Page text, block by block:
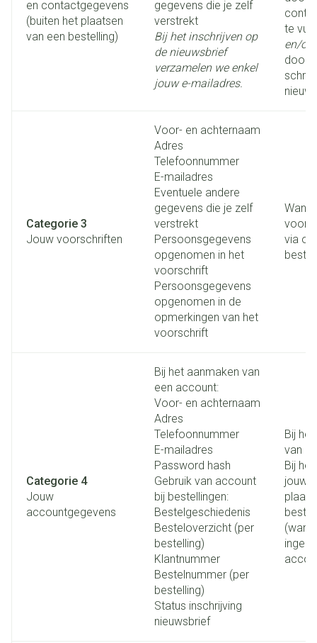
en contactgegevens
(buiten het plaatsen
van een bestelling)
gegevens die je zelf
verstrekt
Bij het inschrijven op
de nieuwsbrief
verzamelen we enkel
jouw e-mailadres.
te
en/of
door
Categorie 3
Jouw voorschriften
Voor- en achternaam
Adres
Telefoonnummer
E-mailadres
Eventuele andere
gegevens die je zelf
verstrekt
Persoonsgegevens
opgenomen in het
voorschrift
Persoonsgegevens
opgenomen in de
opmerkingen van het
voorschrift
via
Categorie 4
Jouw
accountgegevens
Bij het aanmaken van
een account:
Voor- en achternaam
Adres
Telefoonnummer
E-mailadres
Password hash
Gebruik van account
bij bestellingen:
Bestelgeschiedenis
Besteloverzicht (per
bestelling)
Klantnummer
Bestelnummer (per
bestelling)
Status inschrijving
nieuwsbrief
Bij
van
Bij
jouw